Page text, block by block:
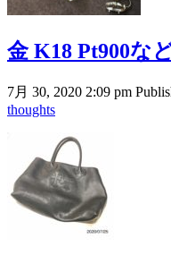
金 K18 Pt900な
7月 30, 2020 2:09 pm
thoughts